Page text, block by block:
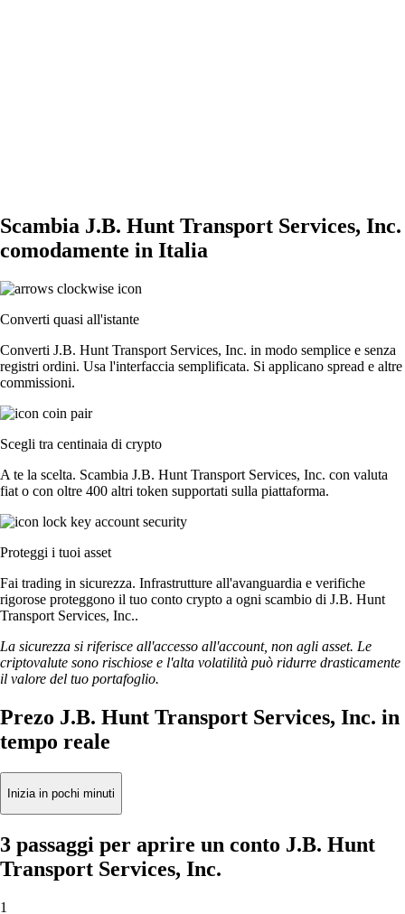
Scambia J.B. Hunt Transport Services, Inc.
comodamente in Italia
Converti quasi all'istante
Converti J.B. Hunt Transport Services, Inc. in modo semplice e senza
registri ordini. Usa l'interfaccia semplificata. Si applicano spread e altre
commissioni.
Scegli tra centinaia di crypto
A te la scelta. Scambia J.B. Hunt Transport Services, Inc. con valuta
fiat o con oltre 400 altri token supportati sulla piattaforma.
Proteggi i tuoi asset
Fai trading in sicurezza. Infrastrutture all'avanguardia e verifiche
rigorose proteggono il tuo conto crypto a ogni scambio di J.B. Hunt
Transport Services, Inc..
La sicurezza si riferisce all'accesso all'account, non agli asset. Le
criptovalute sono rischiose e l'alta volatilità può ridurre drasticamente
il valore del tuo portafoglio.
Prezo J.B. Hunt Transport Services, Inc. in
tempo reale
Inizia in pochi minuti
3 passaggi per aprire un conto J.B. Hunt
Transport Services, Inc.
1